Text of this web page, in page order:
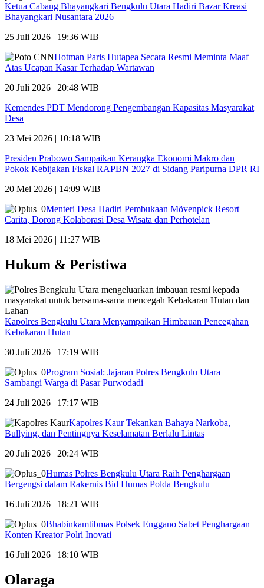
Ketua Cabang Bhayangkari Bengkulu Utara Hadiri Bazar Kreasi
Bhayangkari Nusantara 2026
25 Juli 2026 | 19:36 WIB
Hotman Paris Hutapea Secara Resmi Meminta Maaf
Atas Ucapan Kasar Terhadap Wartawan
20 Juli 2026 | 20:48 WIB
Kemendes PDT Mendorong Pengembangan Kapasitas Masyarakat
Desa
23 Mei 2026 | 10:18 WIB
Presiden Prabowo Sampaikan Kerangka Ekonomi Makro dan
Pokok Kebijakan Fiskal RAPBN 2027 di Sidang Paripurna DPR RI
20 Mei 2026 | 14:09 WIB
Menteri Desa Hadiri Pembukaan Mövenpick Resort
Carita, Dorong Kolaborasi Desa Wisata dan Perhotelan
18 Mei 2026 | 11:27 WIB
Hukum & Peristiwa
Kapolres Bengkulu Utara Menyampaikan Himbauan Pencegahan
Kebakaran Hutan
30 Juli 2026 | 17:19 WIB
Program Sosial: Jajaran Polres Bengkulu Utara
Sambangi Warga di Pasar Purwodadi
24 Juli 2026 | 17:17 WIB
Kapolres Kaur Tekankan Bahaya Narkoba,
Bullying, dan Pentingnya Keselamatan Berlalu Lintas
20 Juli 2026 | 20:24 WIB
Humas Polres Bengkulu Utara Raih Penghargaan
Bergengsi dalam Rakernis Bid Humas Polda Bengkulu
16 Juli 2026 | 18:21 WIB
Bhabinkamtibmas Polsek Enggano Sabet Penghargaan
Konten Kreator Polri Inovati
16 Juli 2026 | 18:10 WIB
Olaraga